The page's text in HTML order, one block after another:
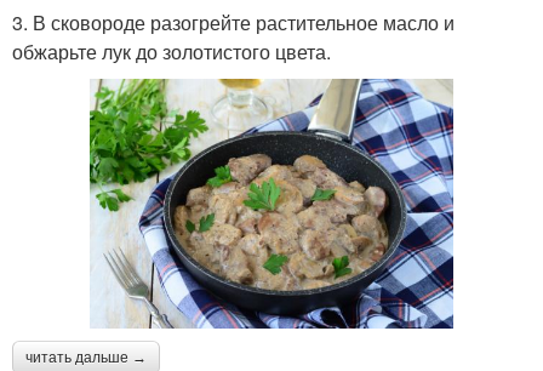
3. В сковороде разогрейте растительное масло и
обжарьте лук до золотистого цвета.
читать дальше →